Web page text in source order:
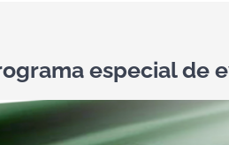
especial de